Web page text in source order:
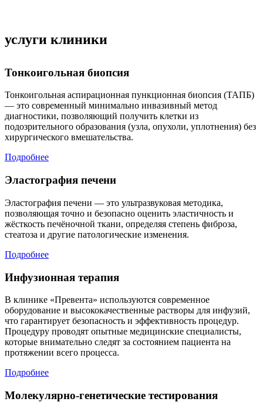
услуги клиники
Тонкоигольная биопсия
Тонкоигольная аспирационная пункционная биопсия (ТАПБ)
— это современный минимально инвазивный метод
диагностики, позволяющий получить клетки из
подозрительного образования (узла, опухоли, уплотнения) без
хирургического вмешательства.
Подробнее
Эластография печени
Эластография печени — это ультразвуковая методика,
позволяющая точно и безопасно оценить эластичность и
жёсткость печёночной ткани, определяя степень фиброза,
стеатоза и другие патологические изменения.
Подробнее
Инфузионная терапия
В клинике «Превента» используются современное
оборудование и высококачественные растворы для инфузий,
что гарантирует безопасность и эффективность процедур.
Процедуру проводят опытные медицинские специалисты,
которые внимательно следят за состоянием пациента на
протяжении всего процесса.
Подробнее
Молекулярно-генетические тестирования